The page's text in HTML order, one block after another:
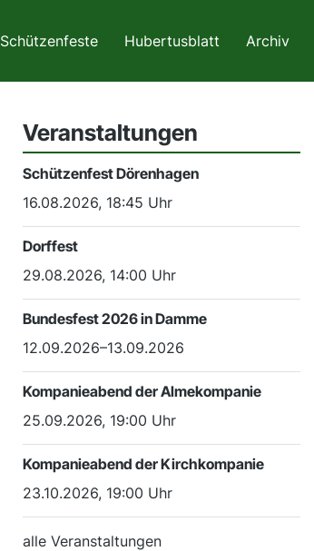
Schützenfeste Hubertusblatt Archiv
Veranstaltungen
Schützenfest Dörenhagen
16.08.2026, 18:45 Uhr
Dorffest
29.08.2026, 14:00 Uhr
Bundesfest 2026 in Damme
12.09.2026–13.09.2026
Kompanieabend der Almekompanie
25.09.2026, 19:00 Uhr
Kompanieabend der Kirchkompanie
23.10.2026, 19:00 Uhr
alle Veranstaltungen